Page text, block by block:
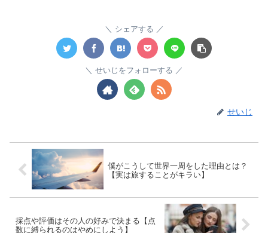
シェアする
せいじをフォローする
せいじ
僕がこうして世界一周をした理由とは？
【実は旅することがキラい】
採点や評価はその人の好みで決まる【点
数に縛られるのはやめにしよう】